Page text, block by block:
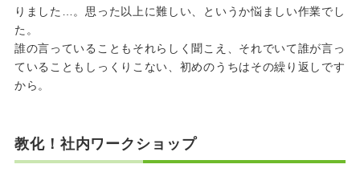
りました…。思った以上に難しい、というか悩ましい作業でし
た。
誰の言っていることもそれらしく聞こえ、それでいて誰が言っ
ていることもしっくりこない、初めのうちはその繰り返しです
から。
教化！社内ワークショップ